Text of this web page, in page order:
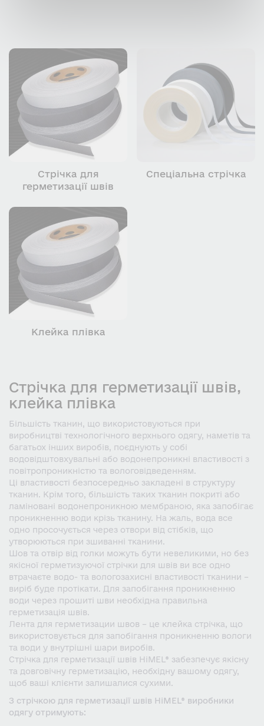
Стрічка для
герметизації швів
Спеціальна стрічка
Клейка плівка
Стрічка для герметизації швів,
клейка плівка
Більшість тканин, що використовуються при
виробництві технологічного верхнього одягу, наметів та
багатьох інших виробів, поєднують у собі
водовідштовхувальні або водонепроникні властивості з
повітропроникністю та вологовідведенням.
Ці властивості безпосередньо закладені в структуру
тканин. Крім того, більшість таких тканин покриті або
ламіновані водонепроникною мембраною, яка запобігає
проникненню води крізь тканину. На жаль, вода все
одно просочується через отвори від стібків, що
утворюються при зшиванні тканини.
Шов та отвір від голки можуть бути невеликими, но без
якісної герметизуючої стрічки для швів ви все одно
втрачаєте водо- та вологозахисні властивості тканини –
виріб буде протікати. Для запобігання проникненню
води через прошиті шви необхідна правильна
герметизація швів.
Лента для герметизации швов – це клейка стрічка, що
використовується для запобігання проникненню вологи
та води у внутрішні шари виробів.
Стрічка для герметизації швів HiMEL® забезпечує якісну
та довговічну герметизацію, необхідну вашому одягу,
щоб ваші клієнти залишалися сухими.
З стрічкою для герметизації швів HiMEL® виробники
одягу отримують: